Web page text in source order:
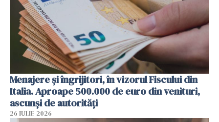
Menajere și îngrijitori, în vizorul Fiscului din
Italia. Aproape 500.000 de euro din venituri,
ascunși de autorități
26 IULIE 2026